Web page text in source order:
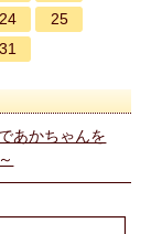
24
25
31
あかちゃんを